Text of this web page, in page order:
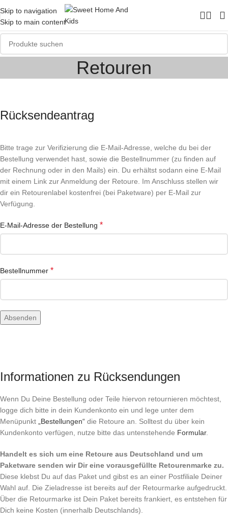
Skip to navigation
Skip to main content
Retouren
Rücksendeantrag
Bitte trage zur Verifizierung die E-Mail-Adresse, welche du bei der
Bestellung verwendet hast, sowie die Bestellnummer (zu finden auf
der Rechnung oder in den Mails) ein. Du erhältst sodann eine E-Mail
mit einem Link zur Anmeldung der Retoure. Im Anschluss stellen wir
dir ein Retourenlabel kostenfrei (bei Paketware) per E-Mail zur
Verfügung.
E-Mail-Adresse der Bestellung *
Bestellnummer *
Absenden
Informationen zu Rücksendungen
Wenn Du Deine Bestellung oder Teile hiervon retournieren möchtest,
logge dich bitte in dein Kundenkonto ein und lege unter dem
Menüpunkt
„Bestellungen“ die Retoure an. Solltest du über kein
Kundenkonto verfügen, nutze bitte das untenstehende Formular.
Handelt es sich um eine Retoure aus Deutschland und um
Paketware senden wir Dir eine vorausgefüllte Retourenmarke zu.
Diese klebst Du auf das Paket und gibst es an einer Postfiliale Deiner
Wahl auf. Die Zieladresse ist bereits auf der Retourmarke aufgedruckt.
Über die Retourmarke ist Dein Paket bereits frankiert, es entstehen für
Dich keine Kosten (innerhalb Deutschlands).